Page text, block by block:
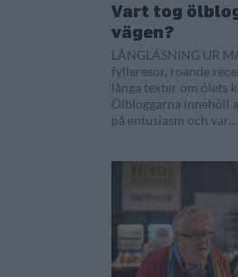
Vart tog
vägen?
LÅNGLÄSNING UR
fylleresor, roande
långa texter om ölets
Ölbloggarna innehöll
på entusiasm och var...